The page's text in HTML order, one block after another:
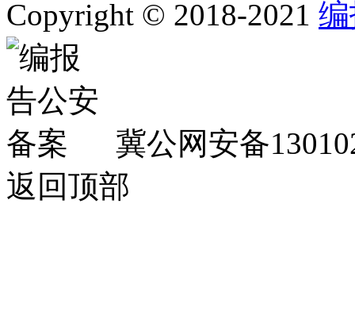
Copyright © 2018-2021
冀公网安备
返回顶部